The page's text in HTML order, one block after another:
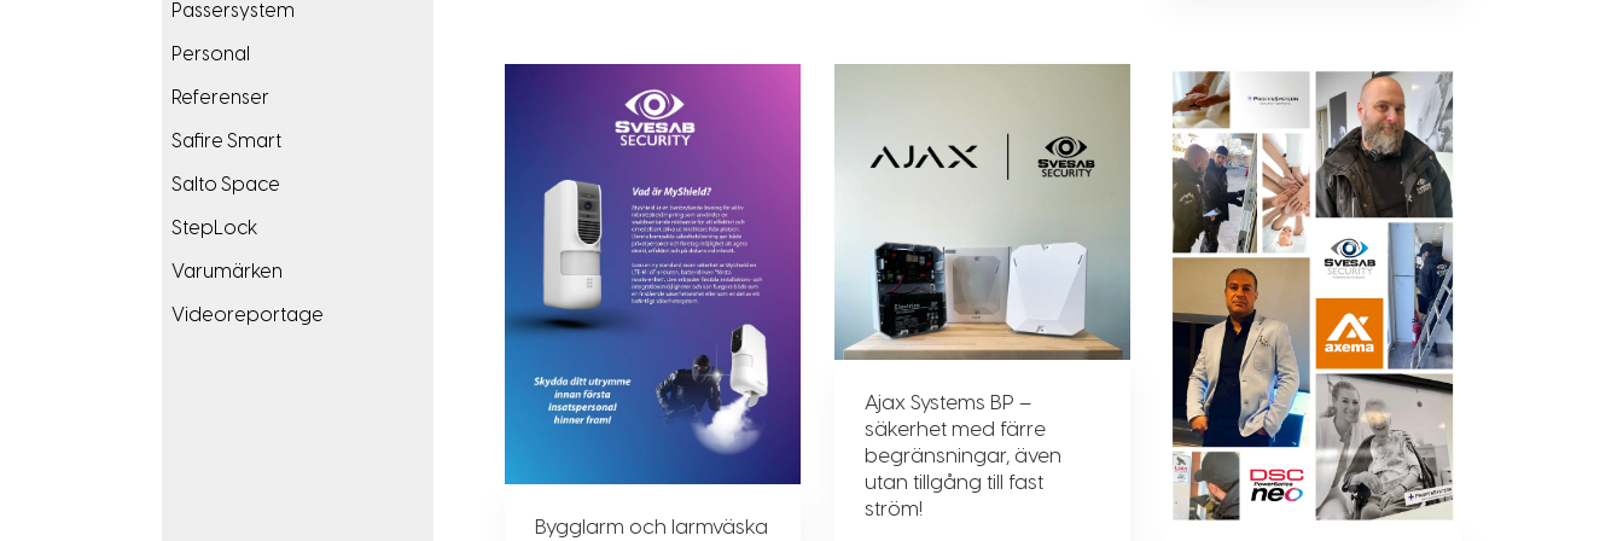
Passersystem
Personal
Referenser
Safire Smart
Salto Space
StepLock
Varumärken
Videoreportage
Bygglarm och larmväska
Ajax Systems BP –
säkerhet med färre
begränsningar, även
utan tillgång till fast
ström!